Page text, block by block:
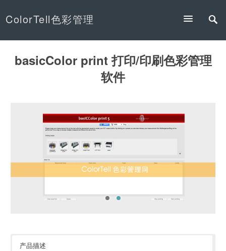
ColorTell色彩管理
basicColor print 打印/印刷色彩管理
软件
产品描述